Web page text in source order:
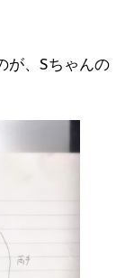
が、Sちゃんの